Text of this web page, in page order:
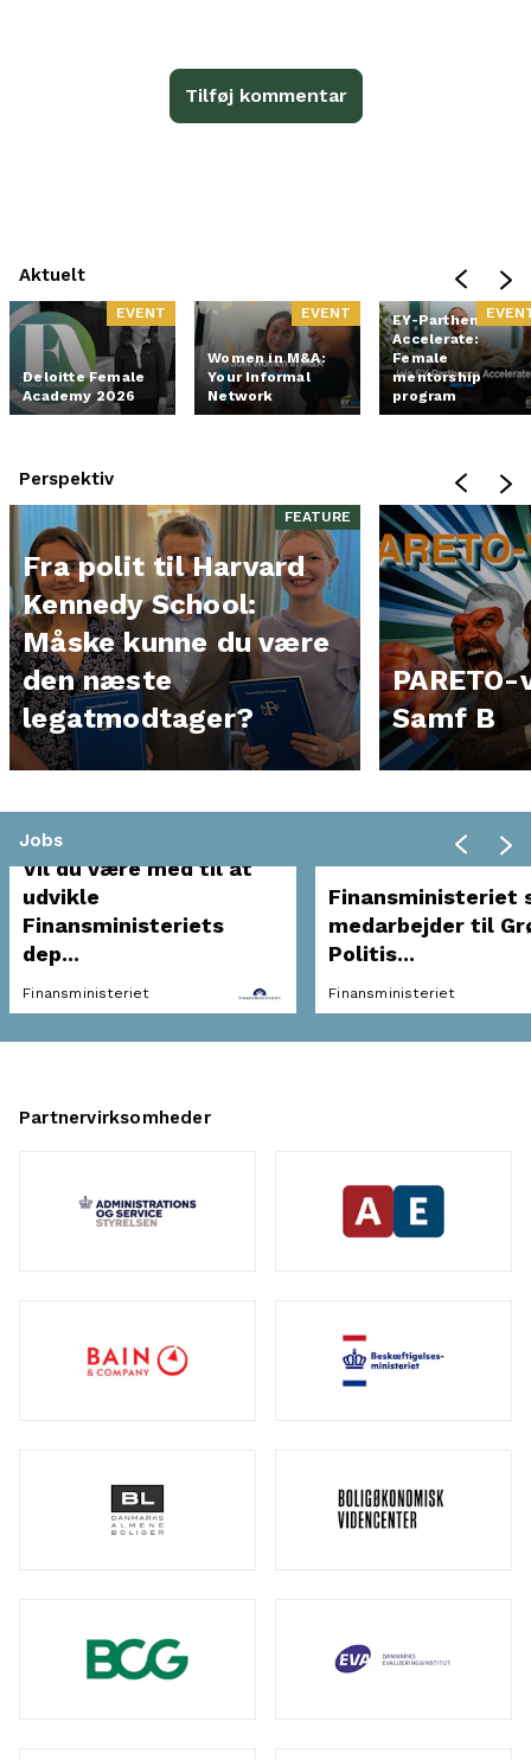
Tilføj kommentar
Aktuelt
EVENT
Deloitte Female
Academy 2026
EVENT
Women in M&A:
Your Informal
Network
EY-Parthenon
Accelerate:
Female
mentorship
program
Perspektiv
FEATURE
Fra polit til Harvard
Kennedy School:
Måske kunne du være
den næste
legatmodtager?
Samf B
Jobs
Vil du være med til at
udvikle
Finansministeriets
dep...
Finansministeriet
Finansministeriet
medarbejder til
Politis...
Finansministeriet
Partnervirksomheder